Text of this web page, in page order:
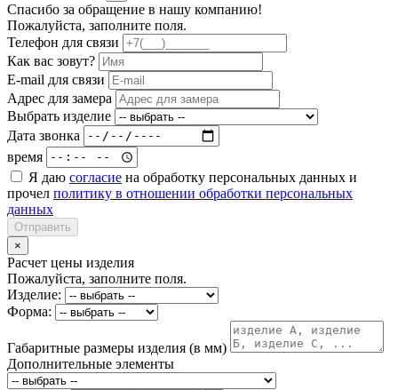
Спасибо за обращение в нашу компанию!
Пожалуйста, заполните поля.
Телефон для связи
Как вас зовут?
E-mail для связи
Адрес для замера
Выбрать изделие
Дата звонка
время
Я даю согласие на обработку персональных данных и
прочел политику в отношении обработки персональных
данных
Отправить
×
Расчет цены изделия
Пожалуйста, заполните поля.
Изделие:
Форма:
Габаритные размеры изделия (в мм)
Дополнительные элементы